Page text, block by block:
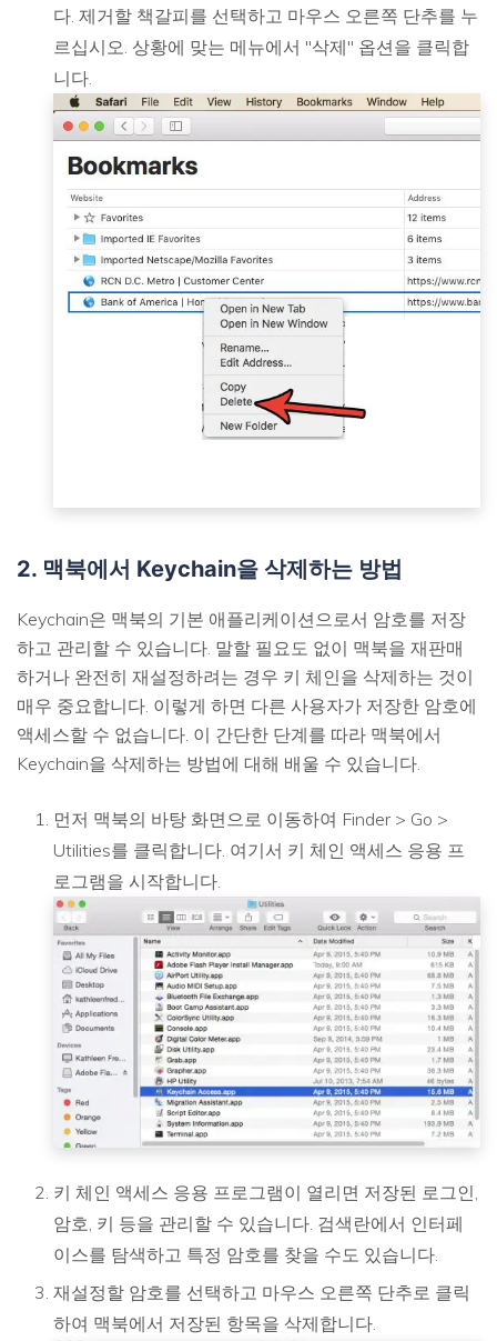
다. 제거할 책갈피를 선택하고 마우스 오른쪽 단추를 누
르십시오. 상황에 맞는 메뉴에서 "삭제" 옵션을 클릭합
니다.
2. 맥북에서 Keychain을 삭제하는 방법
Keychain은 맥북의 기본 애플리케이션으로서 암호를 저장
하고 관리할 수 있습니다. 말할 필요도 없이 맥북을 재판매
하거나 완전히 재설정하려는 경우 키 체인을 삭제하는 것이
매우 중요합니다. 이렇게 하면 다른 사용자가 저장한 암호에
액세스할 수 없습니다. 이 간단한 단계를 따라 맥북에서
Keychain을 삭제하는 방법에 대해 배울 수 있습니다.
먼저 맥북의 바탕 화면으로 이동하여 Finder > Go >
Utilities를 클릭합니다. 여기서 키 체인 액세스 응용 프
로그램을 시작합니다.
키 체인 액세스 응용 프로그램이 열리면 저장된 로그인,
암호, 키 등을 관리할 수 있습니다. 검색란에서 인터페
이스를 탐색하고 특정 암호를 찾을 수도 있습니다.
재설정할 암호를 선택하고 마우스 오른쪽 단추로 클릭
하여 맥북에서 저장된 항목을 삭제합니다.